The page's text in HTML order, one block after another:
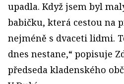
upadla. Když jsem byl
babičku, která cestou na
nejméně s dvaceti lidmi.
dnes nestane,“ popisuje
předseda kladenského